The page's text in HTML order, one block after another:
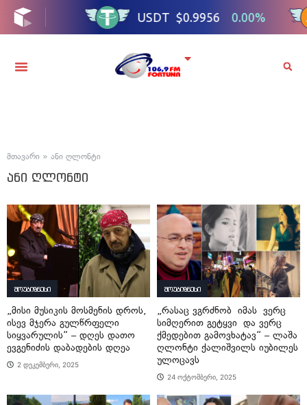
მთავარი » ანი ღლონტი
ანი ღლონტი
შოუბიზნესი
„მისი მუსიკის მოსმენის დროს,
ისევ მჯერა გულწრფელი
სიყვარულის“ – დღეს დათო
ევგენიძის დაბადების დღეა
2 დეკემბერი, 2025
შოუბიზნესი
„რასაც ვგრძნობ იმას ვერც
სიმღერით გეტყვი და ვერც
ქმედებით გამოვხატავ“ – ლაშა
ღლონტი ქალიშვილს იუბილეს
ულოცავს
24 ოქტომბერი, 2025